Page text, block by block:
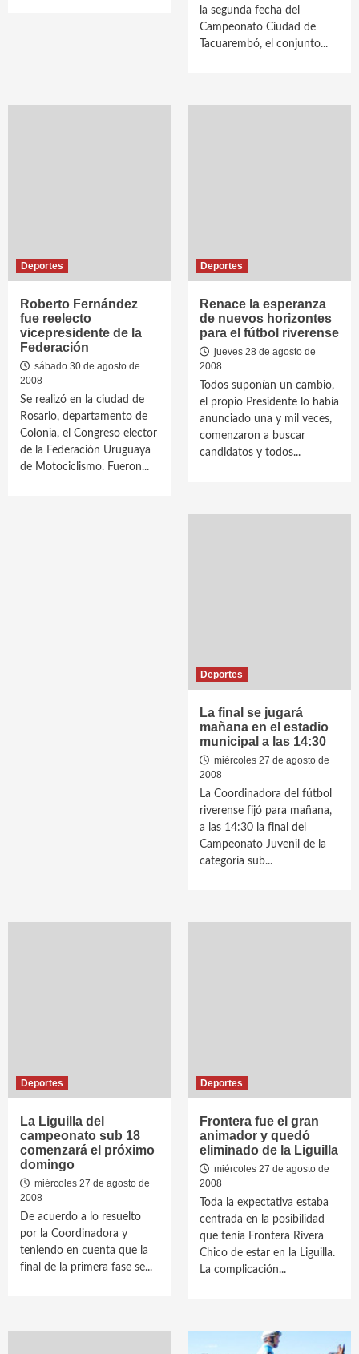
la segunda fecha del
Campeonato Ciudad de
Tacuarembó, el conjunto...
Deportes
Roberto Fernández
fue reelecto
vicepresidente de la
Federación
sábado 30 de agosto de
2008
Se realizó en la ciudad de
Rosario, departamento de
Colonia, el Congreso elector
de la Federación Uruguaya
de Motociclismo. Fueron...
Deportes
Renace la esperanza
de nuevos horizontes
para el fútbol riverense
jueves 28 de agosto de
2008
Todos suponían un cambio,
el propio Presidente lo había
anunciado una y mil veces,
comenzaron a buscar
candidatos y todos...
Deportes
La final se jugará
mañana en el estadio
municipal a las 14:30
miércoles 27 de agosto de
2008
La Coordinadora del fútbol
riverense fijó para mañana,
a las 14:30 la final del
Campeonato Juvenil de la
categoría sub...
Deportes
La Liguilla del
campeonato sub 18
comenzará el próximo
domingo
miércoles 27 de agosto de
2008
De acuerdo a lo resuelto
por la Coordinadora y
teniendo en cuenta que la
final de la primera fase se...
Deportes
Frontera fue el gran
animador y quedó
eliminado de la Liguilla
miércoles 27 de agosto de
2008
Toda la expectativa estaba
centrada en la posibilidad
que tenía Frontera Rivera
Chico de estar en la Liguilla.
La complicación...